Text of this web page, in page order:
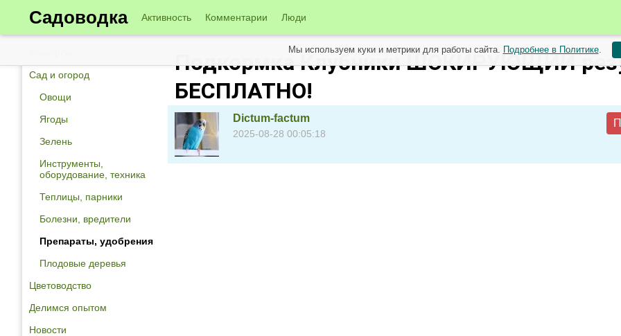
Садоводка Активность Комментарии Люди
Сад и огород
Овощи
Ягоды
Зелень
Инструменты,
оборудование, техника
Теплицы, парники
Болезни, вредители
Препараты, удобрения
Плодовые деревья
Цветоводство
Делимся опытом
Новости
Подкормка Клубники ШОКИРУЮЩИЙ
БЕСПЛАТНО!
Dictum-factum
2025-08-28 00:05:18
Мы используем куки и метрики для работы сайта. Подробнее в Политике.